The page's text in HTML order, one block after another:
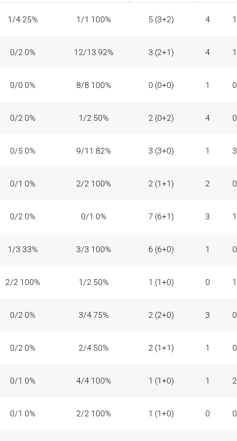
1/4 25% 1/1 100% 5 (3+2) 4 1
0/2 0% 12/13 92% 3 (2+1) 4 1
0/0 0% 8/8 100% 0 (0+0) 1 0
0/2 0% 1/2 50% 2 (0+2) 4 0
0/5 0% 9/11 82% 3 (3+0) 1 3
0/1 0% 2/2 100% 2 (1+1) 2 0
0/2 0% 0/1 0% 7 (6+1) 3 1
1/3 33% 3/3 100% 6 (6+0) 1 0
2/2 100% 1/2 50% 1 (1+0) 0 1
0/2 0% 3/4 75% 2 (2+0) 3 0
0/2 0% 2/4 50% 2 (1+1) 1 0
0/1 0% 4/4 100% 1 (1+0) 1 2
0/1 0% 2/2 100% 1 (1+0) 0 0